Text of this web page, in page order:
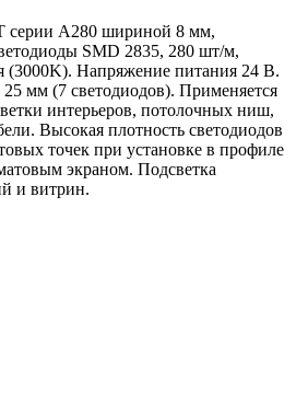
серии A280 шириной 8 мм,
SMD 2835, 280 шт/м,
(3000K). Напряжение питания 24 В.
мм (7 светодиодов). Применяется
интерьеров, потолочных ниш,
Высокая плотность светодиодов
точек при установке в профиле
экраном. Подсветка
и витрин.